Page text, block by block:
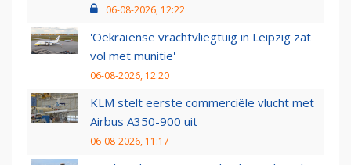
06-08-2026, 12:22
'Oekraïense vrachtvliegtuig in Leipzig zat
vol met munitie'
06-08-2026, 12:20
KLM stelt eerste commerciële vlucht met
Airbus A350-900 uit
06-08-2026, 11:17